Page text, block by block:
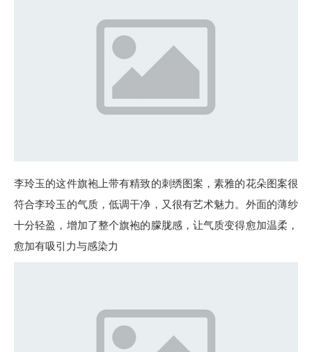
李玲玉的这件旗袍上带有精致的刺绣图案，素雅的花朵图案很
符合李玲玉的气质，低调干净，又很有艺术魅力。外面的薄纱
十分轻盈，增加了整个旗袍的朦胧感，让气质变得愈加温柔，
愈加有吸引力与感染力